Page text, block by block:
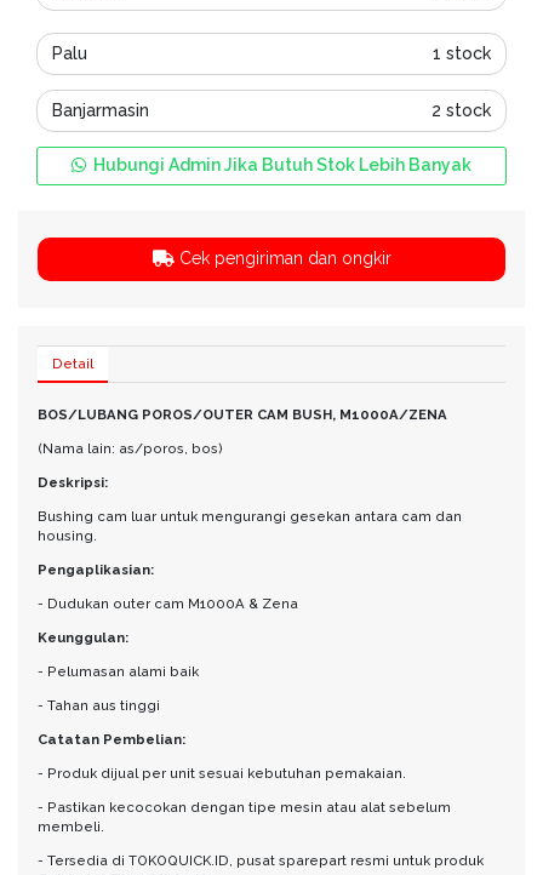
Palu 1 stock
Banjarmasin 2 stock
Hubungi Admin Jika Butuh Stok Lebih Banyak
Cek pengiriman dan ongkir
Detail
BOS/LUBANG POROS/OUTER CAM BUSH, M1000A/ZENA
(Nama lain: as/poros, bos)
Deskripsi:
Bushing cam luar untuk mengurangi gesekan antara cam dan
housing.
Pengaplikasian:
- Dudukan outer cam M1000A & Zena
Keunggulan:
- Pelumasan alami baik
- Tahan aus tinggi
Catatan Pembelian:
- Produk dijual per unit sesuai kebutuhan pemakaian.
- Pastikan kecocokan dengan tipe mesin atau alat sebelum
membeli.
- Tersedia di TOKOQUICK.ID, pusat sparepart resmi untuk produk